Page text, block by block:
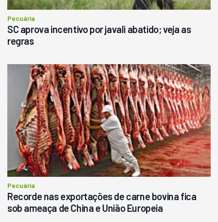
Pecuária
SC aprova incentivo por javali abatido; veja as
regras
Pecuária
Recorde nas exportações de carne bovina fica
sob ameaça de China e União Europeia